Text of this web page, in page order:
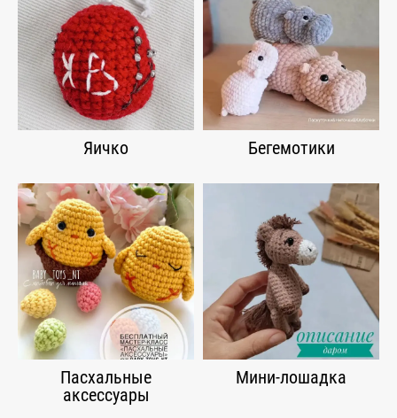
Яичко Бегемотики
Пасхальные
аксессуары
Мини-лошадка